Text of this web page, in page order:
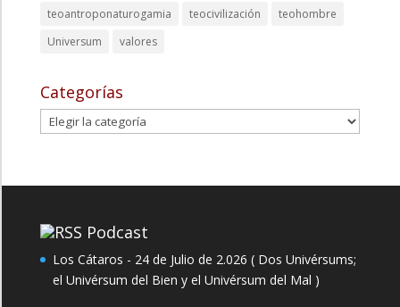
teoantroponaturogamia
teocivilización
teohombre
Universum
valores
Categorías
Categorías
Podcast
Los Cátaros - 24 de Julio de 2.026 ( Dos Univérsums;
el Univérsum del Bien y el Univérsum del Mal )